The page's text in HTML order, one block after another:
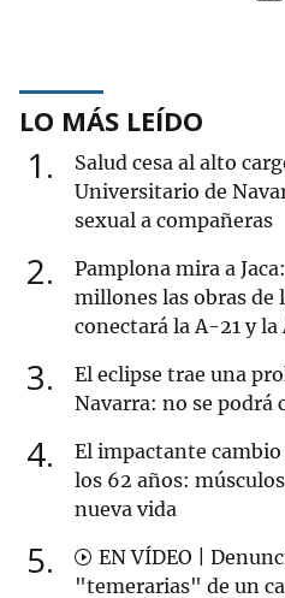
LO MÁS LEÍDO
1
Salud cesa al alto
Universitario de
sexual a compañeras
2
Pamplona mira a
millones las obras de
conectará la A-21 y la
3
El eclipse trae una
Navarra: no se podrá
4
El impactante cambio
los 62 años:
nueva vida
5
EN VÍDEO |
"temerarias" de un